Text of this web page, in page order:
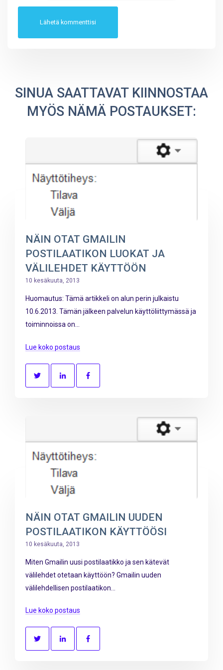
SINUA SAATTAVAT KIINNOSTAA
MYÖS NÄMÄ POSTAUKSET:
NÄIN OTAT GMAILIN
POSTILAATIKON LUOKAT JA
VÄLILEHDET KÄYTTÖÖN
10 kesäkuuta, 2013
Huomautus: Tämä artikkeli on alun perin julkaistu
10.6.2013. Tämän jälkeen palvelun käyttöliittymässä ja
toiminnoissa on...
Lue koko postaus
NÄIN OTAT GMAILIN UUDEN
POSTILAATIKON KÄYTTÖÖSI
10 kesäkuuta, 2013
Miten Gmailin uusi postilaatikko ja sen kätevät
välilehdet otetaan käyttöön? Gmailin uuden
välilehdellisen postilaatikon...
Lue koko postaus